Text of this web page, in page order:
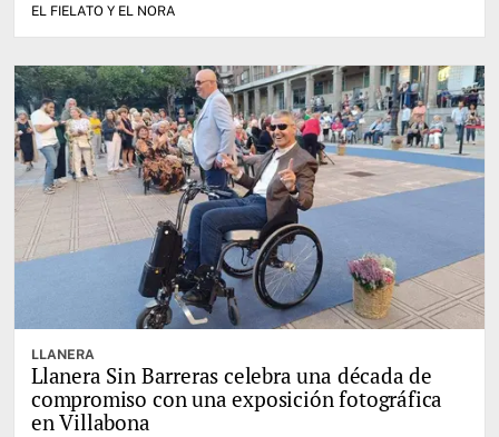
EL FIELATO Y EL NORA
LLANERA
Llanera Sin Barreras celebra una década de
compromiso con una exposición fotográfica
en Villabona